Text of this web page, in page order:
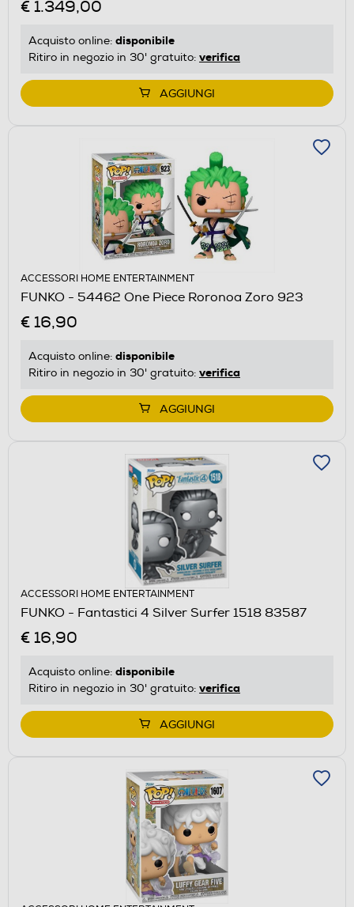
€ 1.349,00
Acquisto online: disponibile
Ritiro in negozio in 30' gratuito: verifica
AGGIUNGI
ACCESSORI HOME ENTERTAINMENT
FUNKO - 54462 One Piece Roronoa Zoro 923
€ 16,90
Acquisto online: disponibile
Ritiro in negozio in 30' gratuito: verifica
AGGIUNGI
ACCESSORI HOME ENTERTAINMENT
FUNKO - Fantastici 4 Silver Surfer 1518 83587
€ 16,90
Acquisto online: disponibile
Ritiro in negozio in 30' gratuito: verifica
AGGIUNGI